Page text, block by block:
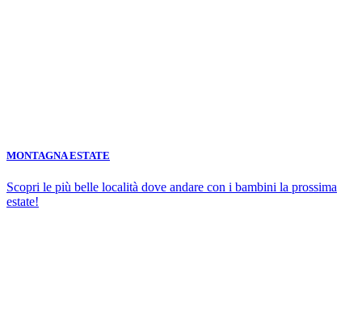
MONTAGNA ESTATE
Scopri le più belle località dove andare con i bambini la prossima
estate!